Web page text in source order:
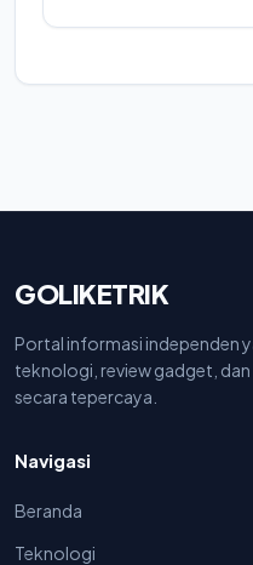
GOLIKETRIK
Portal informasi independen
teknologi, review gadget,
secara tepercaya.
Navigasi
Beranda
Teknologi